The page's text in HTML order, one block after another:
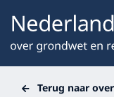
Terug naar